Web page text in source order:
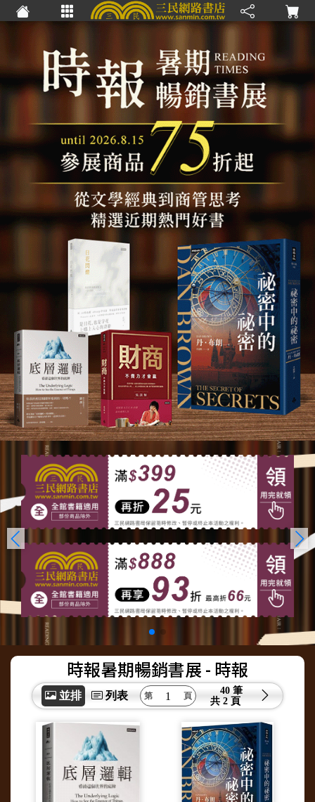
時報暑期暢銷書展 - 時報
並排 列表 共
40 筆
2 頁